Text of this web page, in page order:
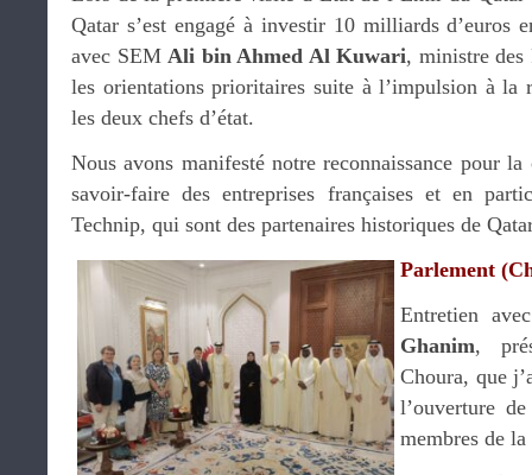
Qatar s’est engagé à investir 10 milliards d’euros
avec SEM Ali bin Ahmed Al Kuwari, ministre des
les orientations prioritaires suite à l’impulsion à la
les deux chefs d’état.
Nous avons manifesté notre reconnaissance pour
savoir-faire des entreprises françaises et en
Technip, qui sont des partenaires historiques de
Parlement
Entretien
Ghanim,
Choura, que
l’ouverture
membres de